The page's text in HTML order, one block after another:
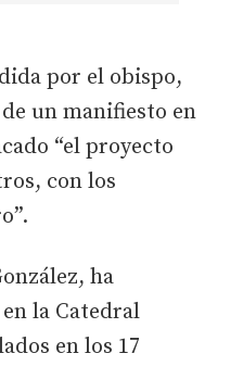
por el obispo,
un manifiesto en
“el proyecto
con los
ha
la Catedral
en los 17